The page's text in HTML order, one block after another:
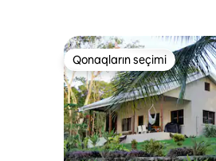
Qonaqların seçimi
Qonaqların seçimi